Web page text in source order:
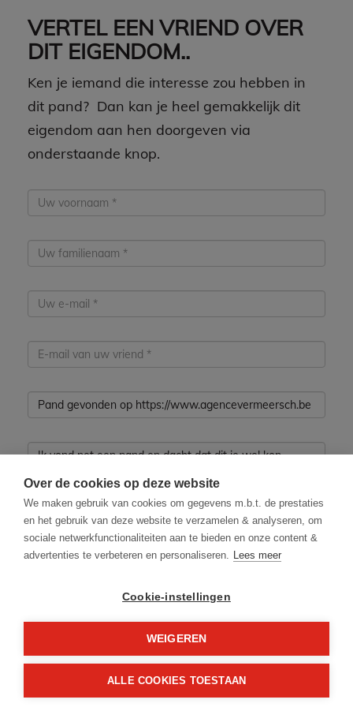
VERTEL EEN VRIEND OVER
DIT EIGENDOM..
Ken je iemand die interesse zou hebben in
dit pand? Dan kan je heel gemakkelijk dit
eigendom aan hen doorgeven via
onderstaande knop.
Ik heb het privacybeleid van deze website
*Verplicht in te vullen
Over de cookies op deze website
We maken gebruik van cookies om gegevens m.b.t. de prestaties
en het gebruik van deze website te verzamelen & analyseren, om
sociale netwerkfunctionaliteiten aan te bieden en onze content &
advertenties te verbeteren en personaliseren. Lees meer
Cookie-instellingen
WEIGEREN
ALLE COOKIES TOESTAAN